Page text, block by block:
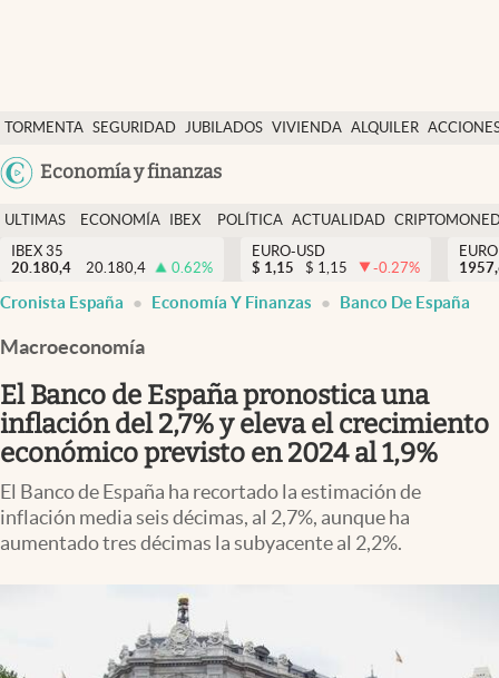
TORMENTA SEGURIDAD JUBILADOS VIVIENDA ALQUILER
Colombia
Economía y finanzas
Economía y finanzas
Política
Actualidad
Criptomonedas
España
ULTIMAS
NOTICIAS
ECONOMÍA
FINANZAS
IBEX
EURO
POLÍTICA ACTUALIDAD
IBEX 35
20.180,4
20.180,4 0.62%
EURO-USD
$ 1,15 $ 1,15 -0.27%
Cronista España Economía Y Finanzas Banco De España
Macroeconomía
El Banco de España pronostica una
inflación del 2,7% y eleva el crecimiento
económico previsto en 2024 al 1,9%
El Banco de España ha recortado la estimación de
inflación media seis décimas, al 2,7%, aunque ha
aumentado tres décimas la subyacente al 2,2%.